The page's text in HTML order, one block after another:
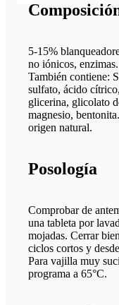
5-15%
no iónicos, enzimas.
También contiene:
sulfato, ácido
glicerina, glicolato
magnesio,
origen natural.
Posología
Comprobar de
una tableta por
mojadas. Cerrar
ciclos cortos y
Para vajilla muy
programa a 65°C.